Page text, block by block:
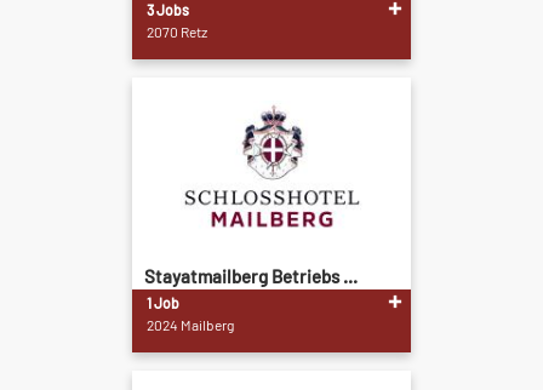
3 Jobs
2070 Retz
Stayatmailberg Betriebs ...
1 Job
2024 Mailberg